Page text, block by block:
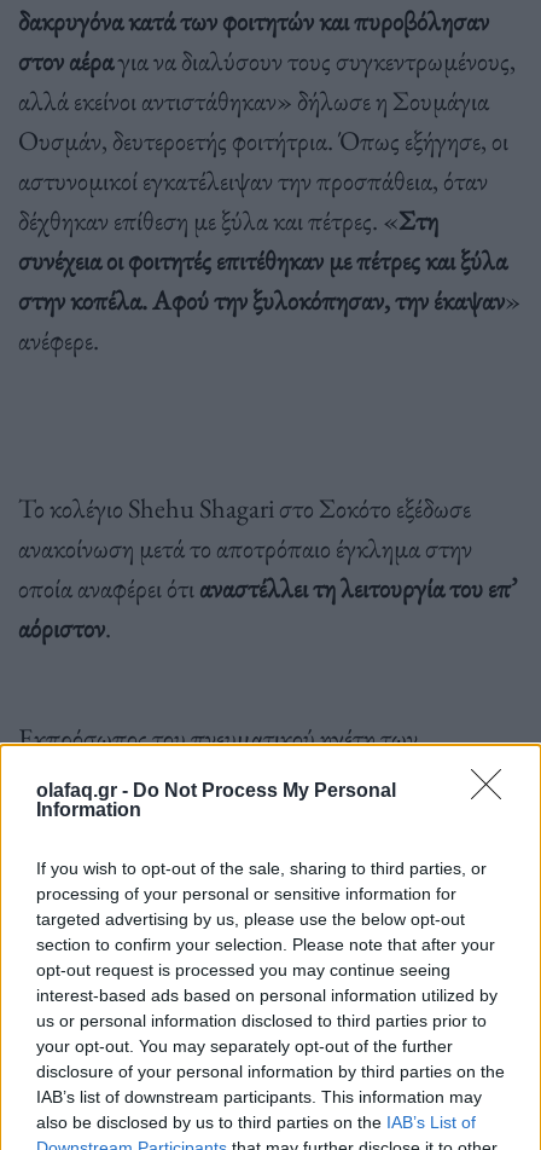
olafaq.gr - Do Not Process My Personal
Information
If you wish to opt-out of the sale, sharing to third parties, or
processing of your personal or sensitive information for
targeted advertising by us, please use the below opt-out
section to confirm your selection. Please note that after your
opt-out request is processed you may continue seeing
interest-based ads based on personal information utilized by
us or personal information disclosed to third parties prior to
your opt-out. You may separately opt-out of the further
disclosure of your personal information by third parties on the
IAB’s list of downstream participants. This information may
also be disclosed by us to third parties on the IAB’s List of
δακρυγόνα κατά των φοιτητών και πυροβόλησαν
στον αέραγια να διαλύσουν τους συγκεντρωμένους,
αλλά εκείνοι αντιστάθηκαν» δήλωσε η Σουμάγια
Ουσμάν, δευτεροετής φοιτήτρια. Όπως εξήγησε, οι
αστυνομικοί εγκατέλειψαν την προσπάθεια, όταν
δέχθηκαν επίθεση με ξύλα και πέτρες. «Στη
συνέχεια οι φοιτητές επιτέθηκαν με πέτρες και ξύλα
στην κοπέλα. Αφού την ξυλοκόπησαν, την έκαψαν»
ανέφερε.
Το κολέγιο Shehu Shagari στο Σοκότο εξέδωσε
ανακοίνωση μετά το αποτρόπαιο έγκλημα στην
οποία αναφέρει ότιαναστέλλει τη λειτουργία του επ’
αόριστον.
Εκπρόσωπος του πνευματικού ηγέτη των
μουσουλμάνων του Σοκότο καταδίκασε την
επίθεση,κάνοντας λόγο για «ατυχές συμβάν
οδήγησε στον θάνατο μιας φοιτήτριας».
ΑΠΕ-ΜΠΕ
Ακολουθήστε το OLAFAQ
στο Google News